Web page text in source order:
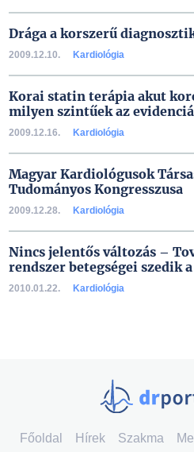
Drága a korszerű
2009.12.10. Kardiológia
Korai statin terápia akut
milyen szintűek az
2009.12.16. Kardiológia
Magyar Kardiológusok
Tudományos Kongresszusa
2009.12.28. Kardiológia
Nincs jelentős változás –
rendszer betegségei szedik
2010.01.22. Kardiológia
Főoldal Hírek Szakma